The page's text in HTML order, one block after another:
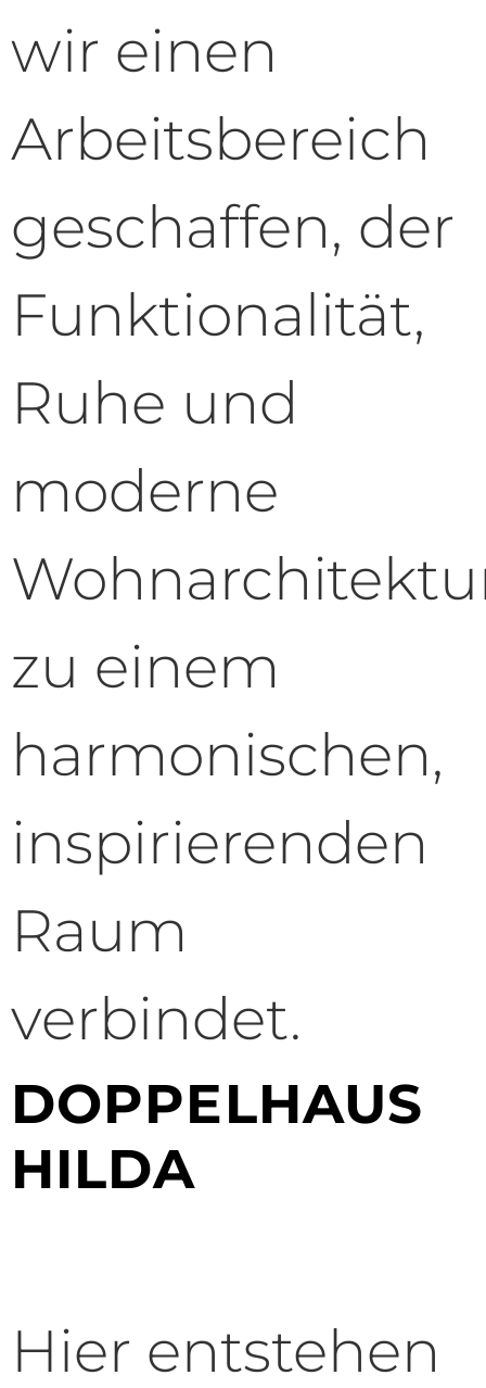
wir einen
Arbeitsbereich
geschaffen, der
Funktionalität,
Ruhe und
moderne
zu einem
harmonischen,
inspirierenden
Raum
verbindet.
DOPPELHAUS
HILDA
Hier entstehen